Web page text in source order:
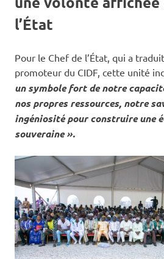
l’État
Pour le Chef de l’État, qui a
promoteur du CIDF, cette unité
un symbole fort de notre
nos propres ressources, notre
ingéniosité pour construire une
souveraine ».